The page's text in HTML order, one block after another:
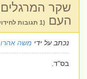
שקר המרגלים
העם(1 תגובות לחידוש זה)
נכתב על ידימשה אהרון| 20/6/2025
בס"ד.